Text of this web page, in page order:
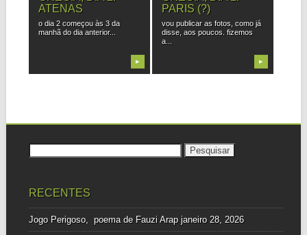
ATENAS
o dia 2 começou às 3 da
manhã do dia anterior...
▶
PARIS (?)
vou publicar as fotos, como já
disse, aos poucos. fizemos
a...
▶
RECENTES
Jogo Perigoso, poema de Fauzi Arap janeiro 28, 2026